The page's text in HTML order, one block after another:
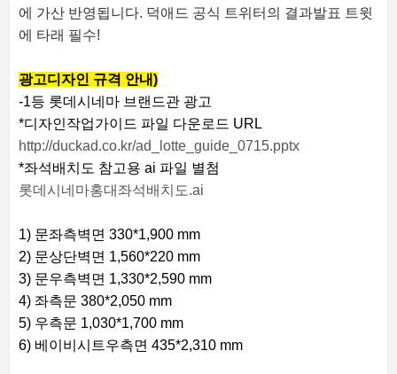
에 가산 반영됩니다. 덕애드 공식 트위터의 결과발표 트윗
에 타래 필수!
광고디자인 규격 안내)
-1등 롯데시네마 브랜드관 광고
*디자인작업가이드 파일 다운로드 URL
http://duckad.co.kr/ad_lotte_guide_0715.pptx
*좌석배치도 참고용 ai 파일 별첨
롯데시네마홍대좌석배치도.ai
1) 문좌측벽면 330*1,900 mm
2) 문상단벽면 1,560*220 mm
3) 문우측벽면 1,330*2,590 mm
4) 좌측문 380*2,050 mm
5) 우측문 1,030*1,700 mm
6) 베이비시트우측면 435*2,310 mm